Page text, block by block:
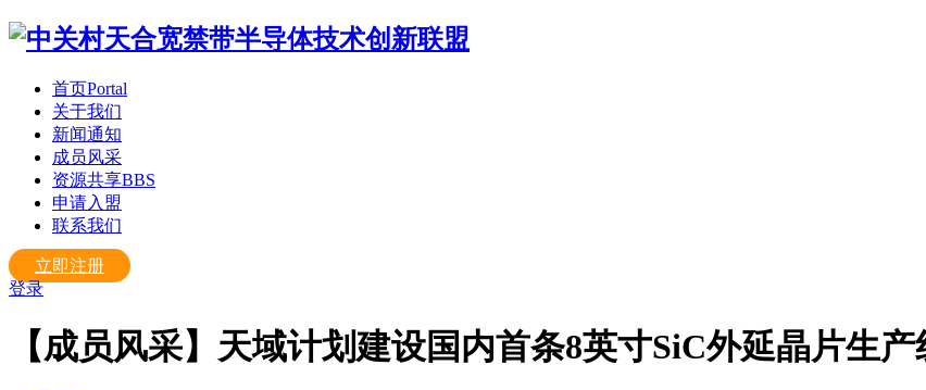
首页Portal
关于我们
新闻通知
成员风采
资源共享BBS
申请入盟
联系我们
立即注册
登录
【成员风采】天域计划建设国内首条8英寸SiC外延晶片生产